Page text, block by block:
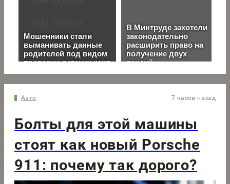
Авто 7 часов назад
Болты для этой машины
стоят как новый Porsche
911: почему так дорого?